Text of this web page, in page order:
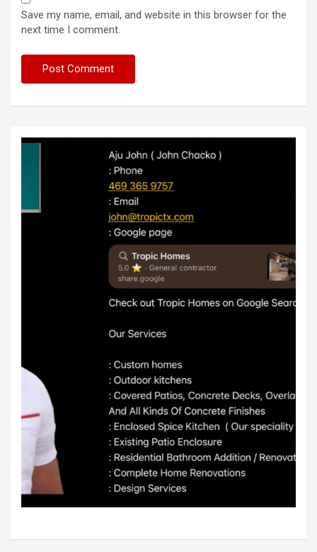
Save my name, email, and website in this browser for the
next time I comment.